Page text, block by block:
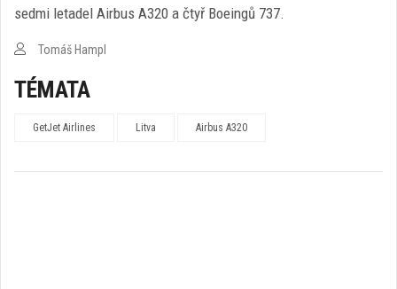
sedmi letadel Airbus A320 a čtyř Boeingů 737.
Tomáš Hampl
TÉMATA
GetJet Airlines Litva Airbus A320